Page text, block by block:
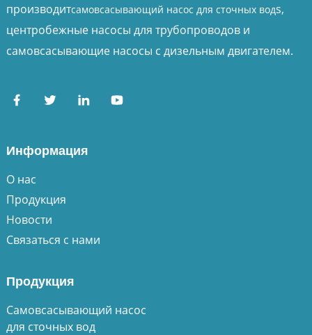
производитсамовсасывающий насос для сточных водs,
центробежные насосы для трубопроводов и
самовсасывающие насосы с дизельным двигателем.
Информация
О нас
Продукция
Новости
Связаться с нами
Продукция
Самовсасывающий насос
для сточных вод